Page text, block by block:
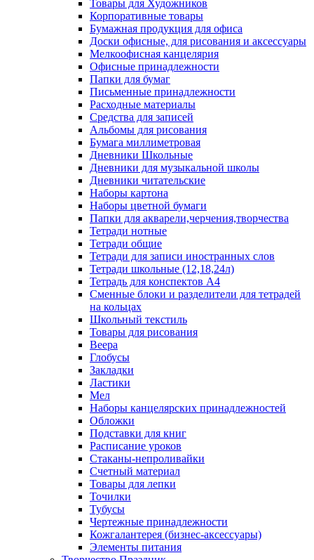
Товары для Художников
Корпоративные товары
Бумажная продукция для офиса
Доски офисные, для рисования и аксессуары
Мелкоофисная канцелярия
Офисные принадлежности
Папки для бумаг
Письменные принадлежности
Расходные материалы
Средства для записей
Альбомы для рисования
Бумага миллиметровая
Дневники Школьные
Дневники для музыкальной школы
Дневники читательские
Наборы картона
Наборы цветной бумаги
Папки для акварели,черчения,творчества
Тетради нотные
Тетради общие
Тетради для записи иностранных слов
Тетради школьные (12,18,24л)
Тетрадь для конспектов А4
Сменные блоки и разделители для тетрадей
на кольцах
Школьный текстиль
Товары для рисования
Веера
Глобусы
Закладки
Ластики
Мел
Наборы канцелярских принадлежностей
Обложки
Подставки для книг
Расписание уроков
Стаканы-непроливайки
Счетный материал
Товары для лепки
Точилки
Тубусы
Чертежные принадлежности
Кожгалантерея (бизнес-аксессуары)
Элементы питания